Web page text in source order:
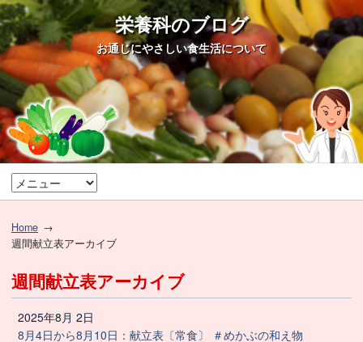
栄養科のブログ
お通じにやさしい食生活について
Home
週間献立表アーカイブ
週間献立表アーカイブ
2025年8月 2日
8月4日から8月10日：献立表〔常食〕 ＃めかぶの和え物